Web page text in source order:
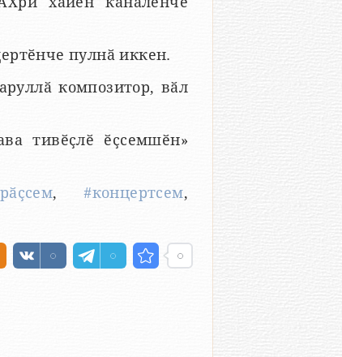
пулнӑ иккен.
композитор, вӑл
тивӗҫлӗ ӗҫсемшӗн»
,#концертсем,